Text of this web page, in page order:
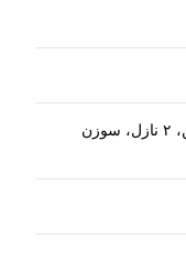
رابط PF20 ساخت ژاپن، ۲ نازل، سوزن